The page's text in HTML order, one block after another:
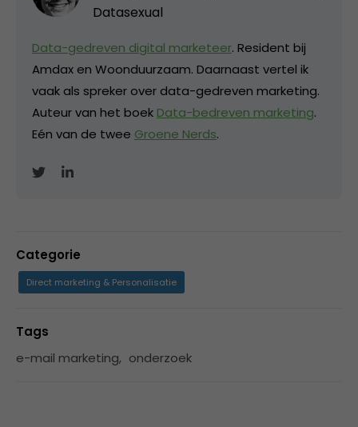
Datasexual
Data-gedreven digital marketeer. Resident bij
Amdax en Woonduurzaam. Daarnaast vertel ik
vaak als spreker over data-gedreven marketing.
Auteur van het boek Data-bedreven marketing.
Eén van de twee Groene Nerds.
Categorie
Direct marketing & Personalisatie
Tags
e-mail marketing, onderzoek